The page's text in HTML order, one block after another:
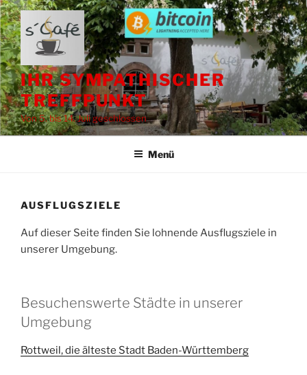
Zum
Inhalt
springen
IHR SYMPATHISCHER
TREFFPUNKT
Von 5. bis 14. Juli geschlossen
Menü
AUSFLUGSZIELE
Auf dieser Seite finden Sie lohnende Ausflugsziele in
unserer Umgebung.
Besuchenswerte Städte in unserer
Umgebung
Rottweil, die älteste Stadt Baden-Württemberg